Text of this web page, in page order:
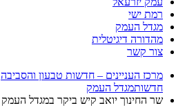
רמת ישי
מגדל העמק
מהדורה דיגיטלית
צור קשר
מרכז העניינים – חדשות טבעון והסביבה
חדשותמגדל העמק
שר החינוך יואב קיש ביקר במגדל העמק